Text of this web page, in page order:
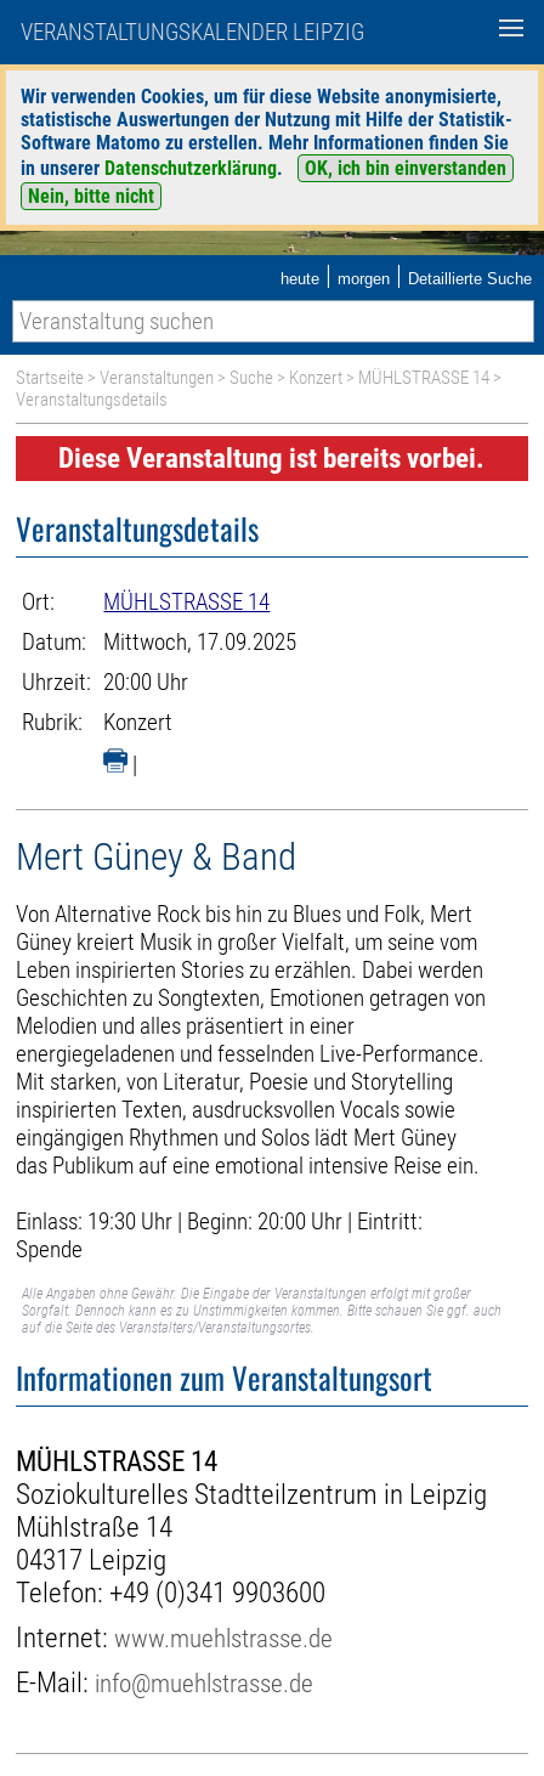
VERANSTALTUNGSKALENDER LEIPZIG
Wir verwenden Cookies, um für diese Website anonymisierte,
statistische Auswertungen der Nutzung mit Hilfe der Statistik-
Software Matomo zu erstellen. Mehr Informationen finden Sie
in unserer Datenschutzerklärung.
OK, ich bin einverstanden
Nein, bitte nicht
heute | morgen | Detaillierte Suche
Startseite >Veranstaltungen > Suche > Konzert > MÜHLSTRASSE 14 >
Veranstaltungsdetails
Diese Veranstaltung ist bereits vorbei.
Veranstaltungsdetails
Ort:
MÜHLSTRASSE 14
Datum:
Mittwoch, 17.09.2025
Uhrzeit: 20:00 Uhr
Rubrik:
Konzert
|
Mert Güney & Band
Von Alternative Rock bis hin zu Blues und Folk, Mert
Güney kreiert Musik in großer Vielfalt, um seine vom
Leben inspirierten Stories zu erzählen. Dabei werden
Geschichten zu Songtexten, Emotionen getragen von
Melodien und alles präsentiert in einer
energiegeladenen und fesselnden Live-Performance.
Mit starken, von Literatur, Poesie und Storytelling
inspirierten Texten, ausdrucksvollen Vocals sowie
eingängigen Rhythmen und Solos lädt Mert Güney
das Publikum auf eine emotional intensive Reise ein.
Einlass: 19:30 Uhr | Beginn: 20:00 Uhr | Eintritt:
Spende
Alle Angaben ohne Gewähr. Die Eingabe der Veranstaltungen erfolgt mit großer
Sorgfalt. Dennoch kann es zu Unstimmigkeiten kommen. Bitte schauen Sie ggf. auch
auf die Seite des Veranstalters/Veranstaltungsortes.
Informationen zum Veranstaltungsort
MÜHLSTRASSE 14
Soziokulturelles Stadtteilzentrum in Leipzig
Mühlstraße 14
04317 Leipzig
Telefon: +49 (0)341 9903600
Internet:www.muehlstrasse.de
E-Mail: info@muehlstrasse.de